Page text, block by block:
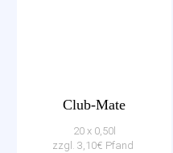
Club-Mate
20 x 0,50l
zzgl. 3,10€ Pfand